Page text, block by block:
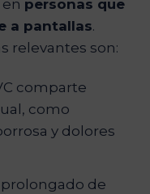
personas que
a pantallas.
relevantes son:
comparte
como
y dolores
prolongado de